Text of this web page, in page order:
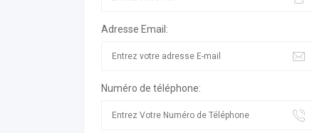
Adresse Email:
Numéro de téléphone: